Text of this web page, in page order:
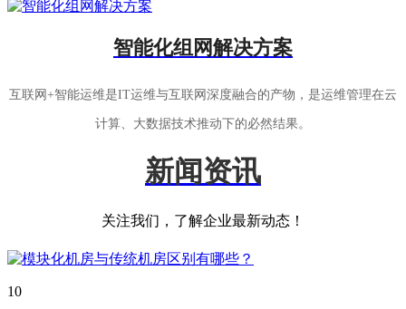
智能化组网解决方案
互联网+智能运维是IT运维与互联网深度融合的产物，是运维管理在云
计算、大数据技术推动下的必然结果。
新闻资讯
关注我们，了解企业最新动态！
10